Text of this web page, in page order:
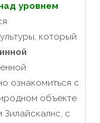
уровнем
который
ознакомиться с
объекте
Зилайскалнс, с